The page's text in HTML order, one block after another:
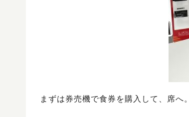
まずは券売機で食券を購入して、席へ。